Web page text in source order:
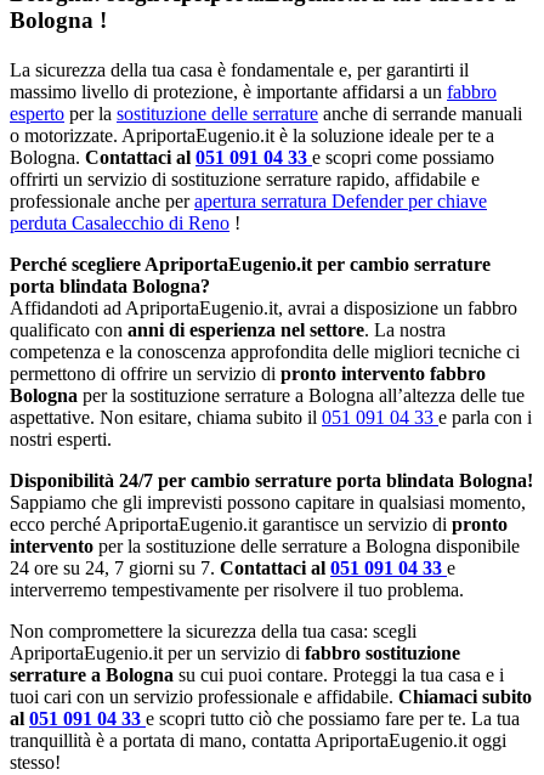
Bologna !
La sicurezza della tua casa è fondamentale e, per garantirti il
massimo livello di protezione, è importante affidarsi a un fabbro
esperto per la sostituzione delle serrature anche di serrande manuali
o motorizzate. ApriportaEugenio.it è la soluzione ideale per te a
Bologna. Contattaci al 051 091 04 33 e scopri come possiamo
offrirti un servizio di sostituzione serrature rapido, affidabile e
professionale anche perapertura serratura Defender per chiave
perduta Casalecchio di Reno !
Perché scegliere ApriportaEugenio.it per cambio serrature
porta blindata Bologna?
Affidandoti ad ApriportaEugenio.it, avrai a disposizione un fabbro
qualificato con anni di esperienza nel settore. La nostra
competenza e la conoscenza approfondita delle migliori tecniche ci
permettono di offrire un servizio di pronto intervento fabbro
Bologna per la sostituzione serrature a Bologna all’altezza delle tue
aspettative. Non esitare, chiama subito il 051 091 04 33 e parla con i
nostri esperti.
Disponibilità 24/7 per cambio serrature porta blindata Bologna!
Sappiamo che gli imprevisti possono capitare in qualsiasi momento,
ecco perché ApriportaEugenio.it garantisce un servizio di pronto
intervento per la sostituzione delle serrature a Bologna disponibile
24 ore su 24, 7 giorni su 7. Contattaci al 051 091 04 33 e
interverremo tempestivamente per risolvere il tuo problema.
Non compromettere la sicurezza della tua casa: scegli
ApriportaEugenio.it per un servizio di fabbro sostituzione
serrature a Bologna su cui puoi contare. Proteggi la tua casa e i
tuoi cari con un servizio professionale e affidabile. Chiamaci subito
al 051 091 04 33 e scopri tutto ciò che possiamo fare per te. La tua
tranquillità è a portata di mano, contatta ApriportaEugenio.it oggi
stesso!